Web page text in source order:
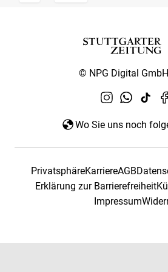
© NPG Digital
Wo Sie uns noch
PrivatsphäreKarriereAGB
Erklärung zur Barrierefreiheit
Impressum